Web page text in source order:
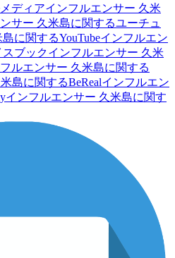
ディアインフルエンサー 久米
サー 久米島に関するユーチュ
島に関するYouTubeインフルエン
ブックインフルエンサー 久米
ルエンサー 久米島に関する
島に関するBeRealインフルエン
インフルエンサー 久米島に関す